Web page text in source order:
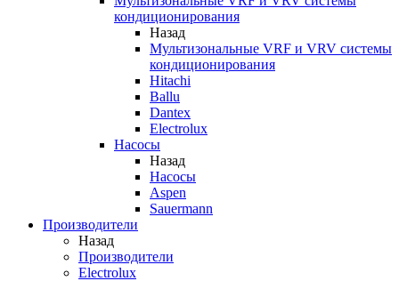
кондиционирования
Назад
Мультизональные VRF и VRV системы
кондиционирования
Hitachi
Ballu
Dantex
Electrolux
Насосы
Назад
Насосы
Aspen
Sauermann
Производители
Назад
Производители
Electrolux